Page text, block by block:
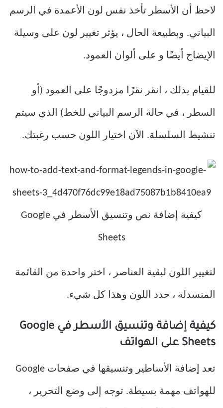
لاحظ أن الأسطر تأخذ نفس لون الأعمدة في الرسم
البياني. وبطبيعة الحال ، يؤثر تغيير لون على وسيلة
الإيضاح أيضًا و على ألوان العمود.
للقيام بذلك ، انقر نقرًا مزدوجًا على العمود (أو
السطر ، في حالة الرسم البياني للخط) الذي سيتم
تنشيط السلسلة. الآن اختيار اللون حسب رغبتك.
لتغيير اللون لبقية العناصر ، اختر واحدة من القائمة
المنسدلة ، حدد اللون وهذا كل شيء.
كيفية إضافة وتنسيق الأسطر في Google
Sheets على الهواتف
تعد إضافة الأساطير وتنسيقها في صفحات Google
للهواتف مهمة بسيطة. توجه إلى وضع التحرير ،